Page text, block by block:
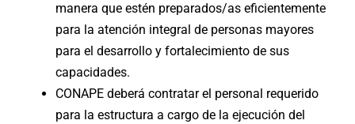
manera que estén preparados/as eficientemente
para la atención integral de personas mayores
para el desarrollo y fortalecimiento de sus
capacidades.
CONAPE deberá contratar el personal requerido
para la estructura a cargo de la ejecución del